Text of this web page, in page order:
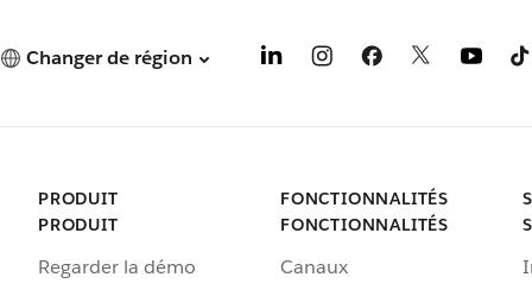
Changer de région
PRODUIT
PRODUIT
Regarder la démo
FONCTIONNALITÉS
FONCTIONNALITÉS
Canaux